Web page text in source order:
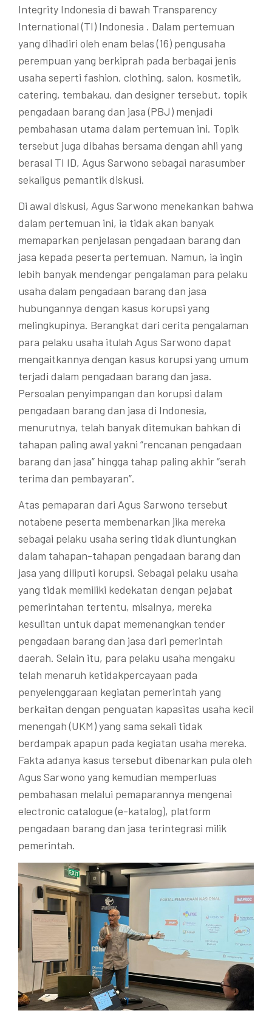
Integrity Indonesia di bawah Transparency
International (TI) Indonesia . Dalam pertemuan
yang dihadiri oleh enam belas (16) pengusaha
perempuan yang berkiprah pada berbagai jenis
usaha seperti fashion, clothing, salon, kosmetik,
catering, tembakau, dan designer tersebut, topik
pengadaan barang dan jasa (PBJ) menjadi
pembahasan utama dalam pertemuan ini. Topik
tersebut juga dibahas bersama dengan ahli yang
berasal TI ID, Agus Sarwono sebagai narasumber
sekaligus pemantik diskusi.
Di awal diskusi, Agus Sarwono menekankan bahwa
dalam pertemuan ini, ia tidak akan banyak
memaparkan penjelasan pengadaan barang dan
jasa kepada peserta pertemuan. Namun, ia ingin
lebih banyak mendengar pengalaman para pelaku
usaha dalam pengadaan barang dan jasa
hubungannya dengan kasus korupsi yang
melingkupinya. Berangkat dari cerita pengalaman
para pelaku usaha itulah Agus Sarwono dapat
mengaitkannya dengan kasus korupsi yang umum
terjadi dalam pengadaan barang dan jasa.
Persoalan penyimpangan dan korupsi dalam
pengadaan barang dan jasa di Indonesia,
menurutnya, telah banyak ditemukan bahkan di
tahapan paling awal yakni “rencanan pengadaan
barang dan jasa” hingga tahap paling akhir “serah
terima dan pembayaran”.
Atas pemaparan dari Agus Sarwono tersebut
notabene peserta membenarkan jika mereka
sebagai pelaku usaha sering tidak diuntungkan
dalam tahapan-tahapan pengadaan barang dan
jasa yang diliputi korupsi. Sebagai pelaku usaha
yang tidak memiliki kedekatan dengan pejabat
pemerintahan tertentu, misalnya, mereka
kesulitan untuk dapat memenangkan tender
pengadaan barang dan jasa dari pemerintah
daerah. Selain itu, para pelaku usaha mengaku
telah menaruh ketidakpercayaan pada
penyelenggaraan kegiatan pemerintah yang
berkaitan dengan penguatan kapasitas usaha kecil
menengah (UKM) yang sama sekali tidak
berdampak apapun pada kegiatan usaha mereka.
Fakta adanya kasus tersebut dibenarkan pula oleh
Agus Sarwono yang kemudian memperluas
pembahasan melalui pemaparannya mengenai
electronic catalogue (e-katalog), platform
pengadaan barang dan jasa terintegrasi milik
pemerintah.